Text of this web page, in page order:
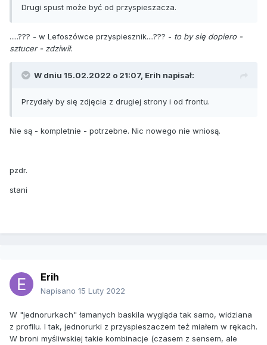
Drugi spust może być od przyspieszacza.
.....??? - w Lefoszówce przyspiesznik....??? - to by się dopiero -
sztucer - zdziwił.
W dniu 15.02.2022 o 21:07, Erih napisał:
Przydały by się zdjęcia z drugiej strony i od frontu.
Nie są - kompletnie - potrzebne. Nic nowego nie wniosą.
pzdr.
stani
Erih
Napisano 15 Luty 2022
W "jednorurkach" łamanych baskila wygląda tak samo, widziana
z profilu. I tak, jednorurki z przyspieszaczem też miałem w rękach.
W broni myśliwskiej takie kombinacje (czasem z sensem, ale